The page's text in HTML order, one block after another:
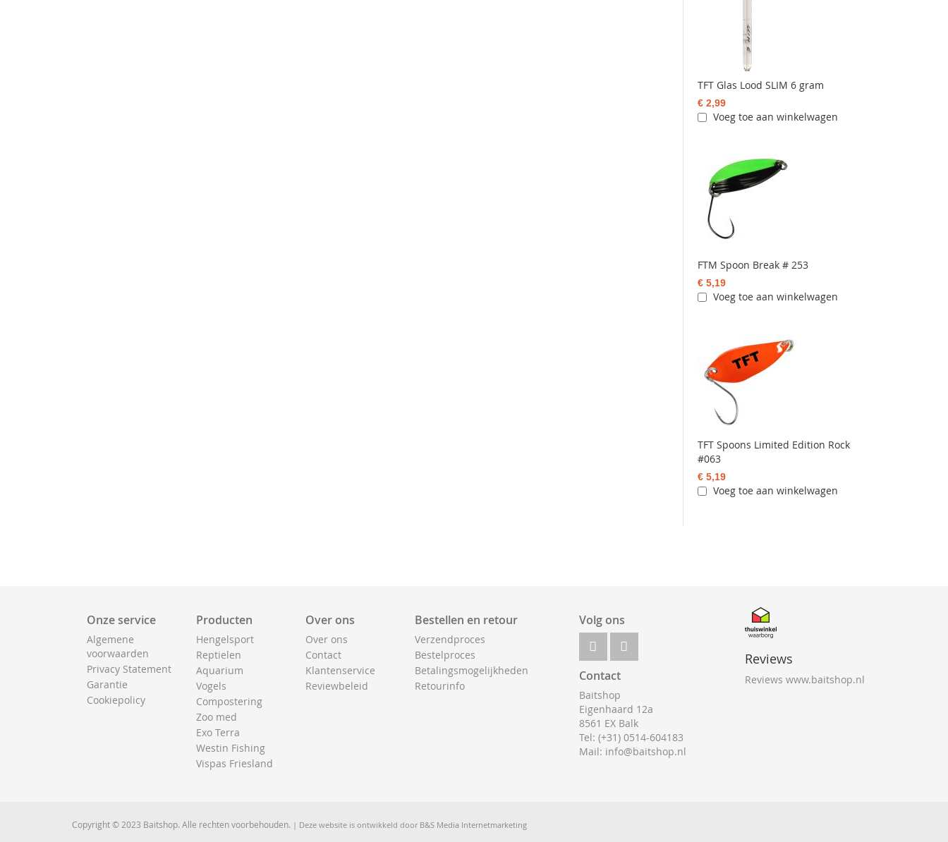
TFT Glas Lood SLIM 6 gram
€ 2,99
Voeg toe aan winkelwagen
FTM Spoon Break # 253
€ 5,19
Voeg toe aan winkelwagen
TFT Spoons Limited Edition Rock
#063
€ 5,19
Voeg toe aan winkelwagen
Onze service
Algemene
voorwaarden
Privacy Statement
Garantie
Cookiepolicy
Producten
Hengelsport
Reptielen
Aquarium
Vogels
Compostering
Zoo med
Exo Terra
Westin Fishing
Vispas Friesland
Over ons
Over ons
Contact
Klantenservice
Reviewbeleid
Bestellen en retour
Verzendproces
Bestelproces
Betalingsmogelijkheden
Retourinfo
Volg ons
Contact
Baitshop
Eigenhaard 12a
8561 EX Balk
Tel: (+31) 0514-604183
Mail: info@baitshop.nl
Reviews
Reviews www.baitshop.nl
Copyright © 2023 Baitshop. Alle rechten voorbehouden. | Deze website is ontwikkeld door B&S Media Internetmarketing